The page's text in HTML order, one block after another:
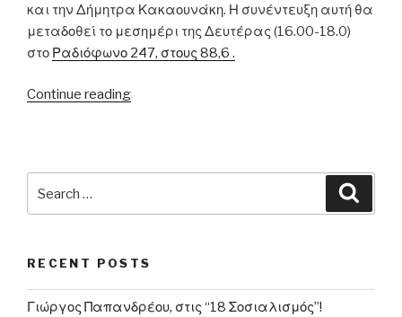
και την Δήμητρα Κακαουνάκη. Η συνέντευξη αυτή θα
μεταδοθεί το μεσημέρι της Δευτέρας (16.00-18.0)
στο Ραδιόφωνο 247, στους 88,6 .
Continue reading“Ένας
RECENT POSTS
Γιώργος Παπανδρέου, στις “18 Σοσιαλισμός”!